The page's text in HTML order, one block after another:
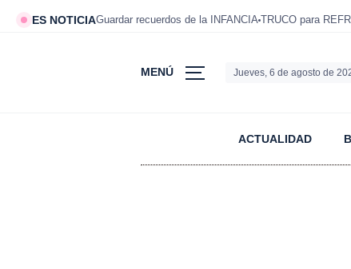
ES NOTICIAGuardar recuerdos de la INFANCIA TRUCO para
MENÚ Jueves, 6 de agosto de
ACTUALIDAD